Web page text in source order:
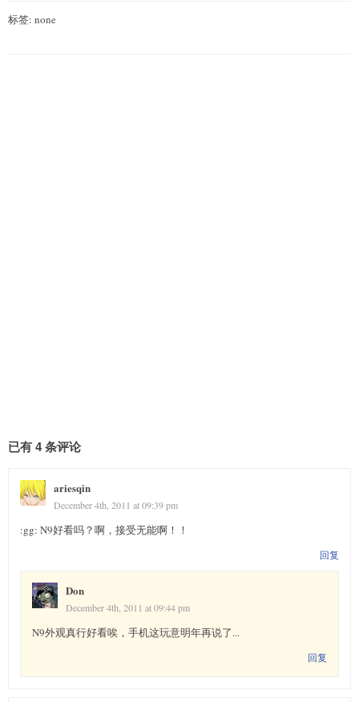
标签: none
已有 4 条评论
ariesqin
December 4th, 2011 at 09:39 pm
:gg: N9好看吗？啊，接受无能啊！！
回复
Don
December 4th, 2011 at 09:44 pm
N9外观真行好看唉，手机这玩意明年再说了...
回复